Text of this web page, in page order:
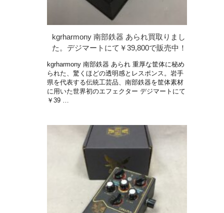
kgrharmony 南部鉄器 あられ買取りまし
た。デジマートにて￥39,800で販売中！
kgrharmony 南部鉄器 あられ 重厚な筐体に秘め
られた、驚くほどの透明感とレスポンス。岩手
県を代表する伝統工芸品、南部鉄器を筐体素材
に用いた世界初のエフェクター デジマートにて
￥39 …